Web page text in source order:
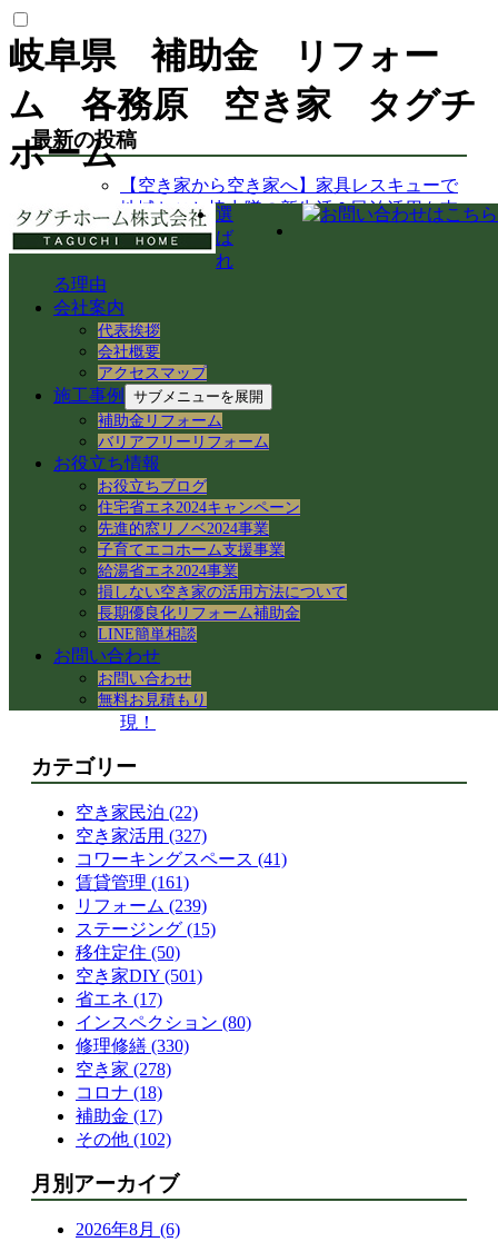
岐阜県 補助金 リフォー
ム 各務原 空き家 タグチ
ホーム
選
ば
れ
る理由
会社案内
代表挨拶
会社概要
アクセスマップ
施工事例
サブメニューを展開
補助金リフォーム
バリアフリーリフォーム
お役立ち情報
お役立ちブログ
住宅省エネ2024キャンペーン
先進的窓リノベ2024事業
子育てエコホーム支援事業
給湯省エネ2024事業
損しない空き家の活用方法について
長期優良化リフォーム補助金
LINE簡単相談
お問い合わせ
お問い合わせ
無料お見積もり
最新の投稿
【空き家から空き家へ】家具レスキューで
地域おこし協力隊の新生活＆民泊活用を支
援！
岐阜県各務原市での空き家売買｜確定測量
岐阜県各務原市｜賃貸住宅の売却準備！退
去前の室内確認と修繕のご相談
岐阜市のアパートでシャワーホースを交
換！アダプター適合の注意点と水漏れ対策
岐阜県各務原市の空き家・賃貸管理｜入居
者募集とDIY補修のリアル
【岐阜県各務原市】事務所の大掃除＆床ワ
ックス掛けを実施！綺麗な職場環境を保つ
手順とコツ
岐阜県各務原市｜減築リフォームとテラス
屋根下の土間コンクリート工事
【岐阜県】命を守る木造住宅の耐震改修
へ！新県庁での講習会参加レポート
岐阜市で築50年の空き家をどう活用する？
民泊・レンタルキッチン・グループホーム
等の最新事例と注意点
岐阜県各務原市｜減築リフォームと大型ア
ルミテラス屋根施工で快適な大空間を実
現！
カテゴリー
空き家民泊 (22)
空き家活用 (327)
コワーキングスペース (41)
賃貸管理 (161)
リフォーム (239)
ステージング (15)
移住定住 (50)
空き家DIY (501)
省エネ (17)
インスペクション (80)
修理修繕 (330)
空き家 (278)
コロナ (18)
補助金 (17)
その他 (102)
月別アーカイブ
2026年8月 (6)